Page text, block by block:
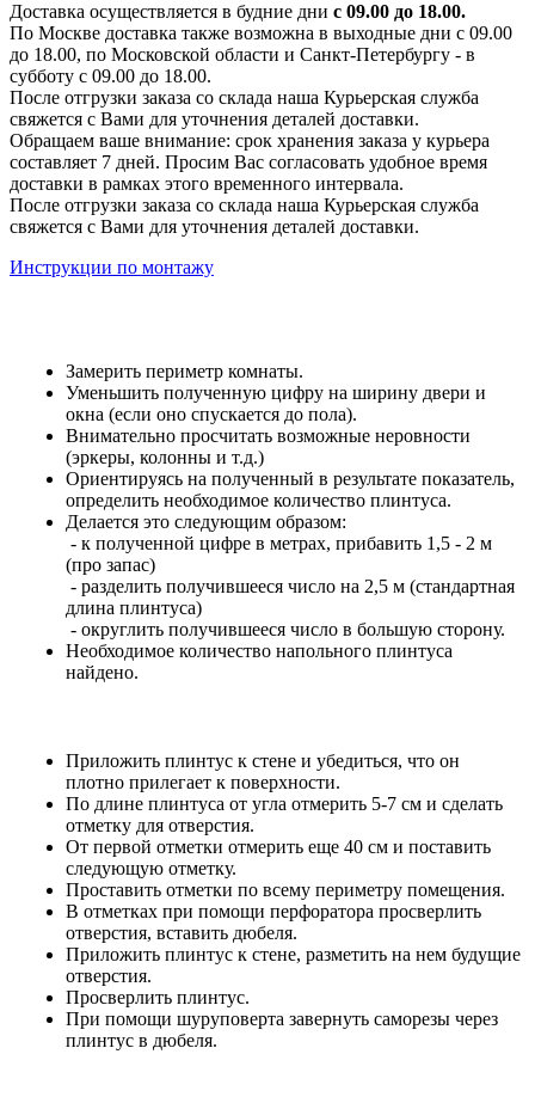
Доставка осуществляется в будние дни с 09.00 до 18.00.
По Москве доставка также возможна в выходные дни с 09.00
до 18.00, по Московской области и Санкт-Петербургу - в
субботу с 09.00 до 18.00.
После отгрузки заказа со склада наша Курьерская служба
свяжется с Вами для уточнения деталей доставки.
Обращаем ваше внимание: срок хранения заказа у курьера
составляет 7 дней. Просим Вас согласовать удобное время
доставки в рамках этого временного интервала.
После отгрузки заказа со склада наша Курьерская служба
свяжется с Вами для уточнения деталей доставки.
Инструкции по монтажу
Замерить периметр комнаты.
Уменьшить полученную цифру на ширину двери и
окна (если оно спускается до пола).
Внимательно просчитать возможные неровности
(эркеры, колонны и т.д.)
Ориентируясь на полученный в результате показатель,
определить необходимое количество плинтуса.
Делается это следующим образом:
- к полученной цифре в метрах, прибавить 1,5 - 2 м
(про запас)
- разделить получившееся число на 2,5 м (стандартная
длина плинтуса)
- округлить получившееся число в большую сторону.
Необходимое количество напольного плинтуса
найдено.
Приложить плинтус к стене и убедиться, что он
плотно прилегает к поверхности.
По длине плинтуса от угла отмерить 5-7 см и сделать
отметку для отверстия.
От первой отметки отмерить еще 40 см и поставить
следующую отметку.
Проставить отметки по всему периметру помещения.
В отметках при помощи перфоратора просверлить
отверстия, вставить дюбеля.
Приложить плинтус к стене, разметить на нем будущие
отверстия.
Просверлить плинтус.
При помощи шуруповерта завернуть саморезы через
плинтус в дюбеля.